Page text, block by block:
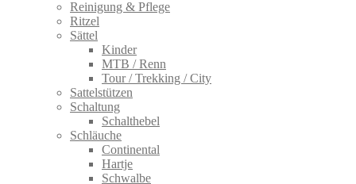
Reinigung & Pflege
Ritzel
Sättel
Kinder
MTB / Renn
Tour / Trekking / City
Sattelstützen
Schaltung
Schalthebel
Schläuche
Continental
Hartje
Schwalbe